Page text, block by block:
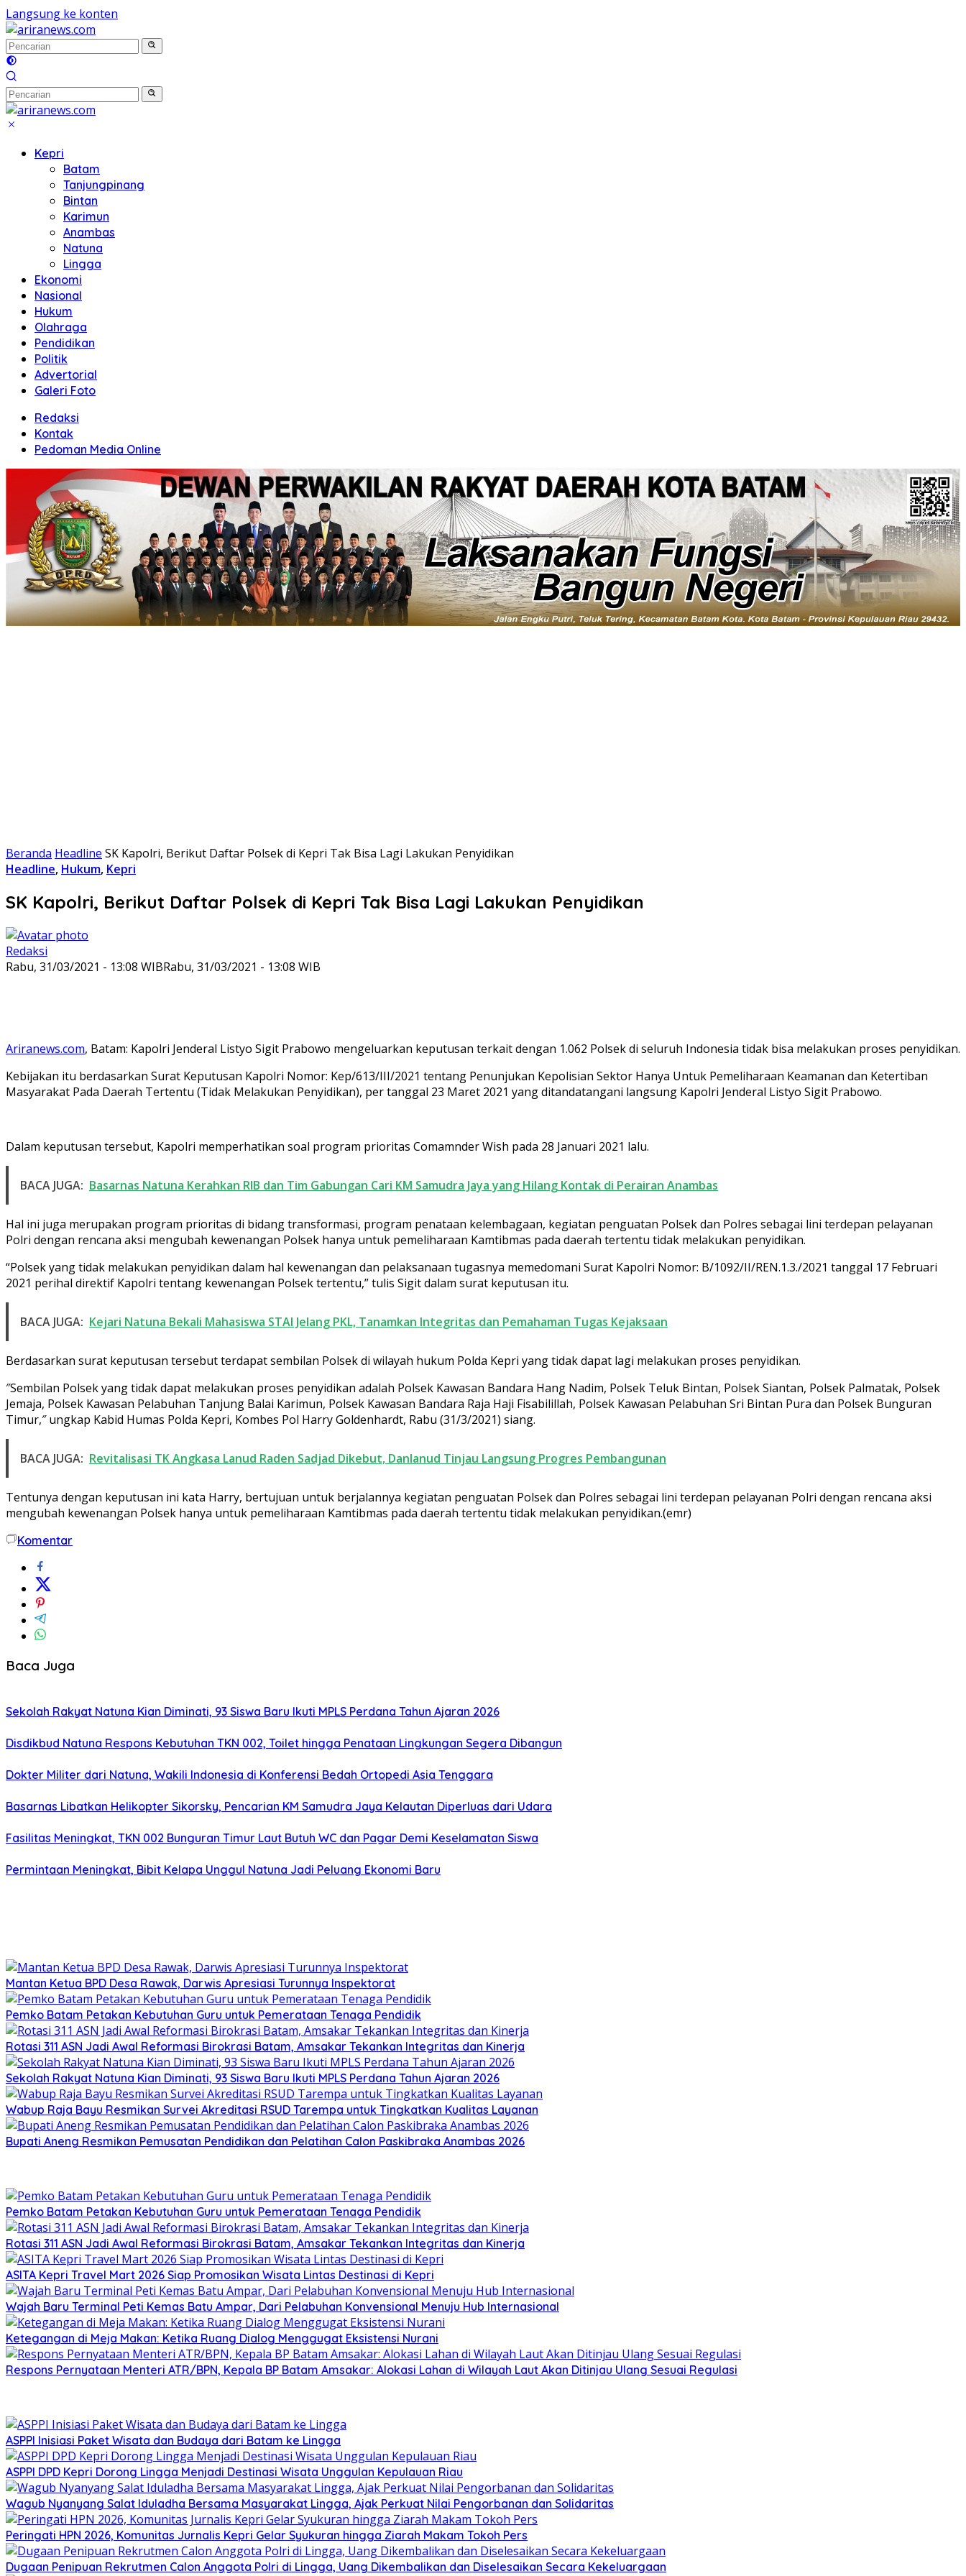
Langsung ke konten
Kepri
Batam
Tanjungpinang
Bintan
Karimun
Anambas
Natuna
Lingga
Ekonomi
Nasional
Hukum
Olahraga
Pendidikan
Politik
Advertorial
Galeri Foto
Redaksi
Kontak
Pedoman Media Online
Beranda Headline SK Kapolri, Berikut Daftar Polsek di Kepri Tak Bisa Lagi Lakukan Penyidikan
Headline, Hukum, Kepri
SK Kapolri, Berikut Daftar Polsek di Kepri Tak Bisa Lagi Lakukan Penyidikan
Redaksi
Rabu, 31/03/2021 - 13:08 WIBRabu, 31/03/2021 - 13:08 WIB
Ariranews.com, Batam: Kapolri Jenderal Listyo Sigit Prabowo mengeluarkan keputusan terkait dengan 1.062 Polsek di seluruh Indonesia tidak bisa melakukan proses penyidikan.
Kebijakan itu berdasarkan Surat Keputusan Kapolri Nomor: Kep/613/III/2021 tentang Penunjukan Kepolisian Sektor Hanya Untuk Pemeliharaan Keamanan dan Ketertiban
Masyarakat Pada Daerah Tertentu (Tidak Melakukan Penyidikan), per tanggal 23 Maret 2021 yang ditandatangani langsung Kapolri Jenderal Listyo Sigit Prabowo.
Dalam keputusan tersebut, Kapolri memperhatikan soal program prioritas Comamnder Wish pada 28 Januari 2021 lalu.
BACA JUGA: Basarnas Natuna Kerahkan RIB dan Tim Gabungan Cari KM Samudra Jaya yang Hilang Kontak di Perairan Anambas
Hal ini juga merupakan program prioritas di bidang transformasi, program penataan kelembagaan, kegiatan penguatan Polsek dan Polres sebagai lini terdepan pelayanan
Polri dengan rencana aksi mengubah kewenangan Polsek hanya untuk pemeliharaan Kamtibmas pada daerah tertentu tidak melakukan penyidikan.
“Polsek yang tidak melakukan penyidikan dalam hal kewenangan dan pelaksanaan tugasnya memedomani Surat Kapolri Nomor: B/1092/II/REN.1.3./2021 tanggal 17 Februari
2021 perihal direktif Kapolri tentang kewenangan Polsek tertentu,” tulis Sigit dalam surat keputusan itu.
BACA JUGA: Kejari Natuna Bekali Mahasiswa STAI Jelang PKL, Tanamkan Integritas dan Pemahaman Tugas Kejaksaan
Berdasarkan surat keputusan tersebut terdapat sembilan Polsek di wilayah hukum Polda Kepri yang tidak dapat lagi melakukan proses penyidikan.
″Sembilan Polsek yang tidak dapat melakukan proses penyidikan adalah Polsek Kawasan Bandara Hang Nadim, Polsek Teluk Bintan, Polsek Siantan, Polsek Palmatak, Polsek
Jemaja, Polsek Kawasan Pelabuhan Tanjung Balai Karimun, Polsek Kawasan Bandara Raja Haji Fisabilillah, Polsek Kawasan Pelabuhan Sri Bintan Pura dan Polsek Bunguran
Timur,″ ungkap Kabid Humas Polda Kepri, Kombes Pol Harry Goldenhardt, Rabu (31/3/2021) siang.
BACA JUGA: Revitalisasi TK Angkasa Lanud Raden Sadjad Dikebut, Danlanud Tinjau Langsung Progres Pembangunan
Tentunya dengan keputusan ini kata Harry, bertujuan untuk berjalannya kegiatan penguatan Polsek dan Polres sebagai lini terdepan pelayanan Polri dengan rencana aksi
mengubah kewenangan Polsek hanya untuk pemeliharaan Kamtibmas pada daerah tertentu tidak melakukan penyidikan.(emr)
Komentar
Baca Juga
Sekolah Rakyat Natuna Kian Diminati, 93 Siswa Baru Ikuti MPLS Perdana Tahun Ajaran 2026
Disdikbud Natuna Respons Kebutuhan TKN 002, Toilet hingga Penataan Lingkungan Segera Dibangun
Dokter Militer dari Natuna, Wakili Indonesia di Konferensi Bedah Ortopedi Asia Tenggara
Basarnas Libatkan Helikopter Sikorsky, Pencarian KM Samudra Jaya Kelautan Diperluas dari Udara
Fasilitas Meningkat, TKN 002 Bunguran Timur Laut Butuh WC dan Pagar Demi Keselamatan Siswa
Permintaan Meningkat, Bibit Kelapa Unggul Natuna Jadi Peluang Ekonomi Baru
Mantan Ketua BPD Desa Rawak, Darwis Apresiasi Turunnya Inspektorat
Pemko Batam Petakan Kebutuhan Guru untuk Pemerataan Tenaga Pendidik
Rotasi 311 ASN Jadi Awal Reformasi Birokrasi Batam, Amsakar Tekankan Integritas dan Kinerja
Sekolah Rakyat Natuna Kian Diminati, 93 Siswa Baru Ikuti MPLS Perdana Tahun Ajaran 2026
Wabup Raja Bayu Resmikan Survei Akreditasi RSUD Tarempa untuk Tingkatkan Kualitas Layanan
Bupati Aneng Resmikan Pemusatan Pendidikan dan Pelatihan Calon Paskibraka Anambas 2026
Pemko Batam Petakan Kebutuhan Guru untuk Pemerataan Tenaga Pendidik
Rotasi 311 ASN Jadi Awal Reformasi Birokrasi Batam, Amsakar Tekankan Integritas dan Kinerja
ASITA Kepri Travel Mart 2026 Siap Promosikan Wisata Lintas Destinasi di Kepri
Wajah Baru Terminal Peti Kemas Batu Ampar, Dari Pelabuhan Konvensional Menuju Hub Internasional
Ketegangan di Meja Makan: Ketika Ruang Dialog Menggugat Eksistensi Nurani
Respons Pernyataan Menteri ATR/BPN, Kepala BP Batam Amsakar: Alokasi Lahan di Wilayah Laut Akan Ditinjau Ulang Sesuai Regulasi
ASPPI Inisiasi Paket Wisata dan Budaya dari Batam ke Lingga
ASPPI DPD Kepri Dorong Lingga Menjadi Destinasi Wisata Unggulan Kepulauan Riau
Wagub Nyanyang Salat Iduladha Bersama Masyarakat Lingga, Ajak Perkuat Nilai Pengorbanan dan Solidaritas
Peringati HPN 2026, Komunitas Jurnalis Kepri Gelar Syukuran hingga Ziarah Makam Tokoh Pers
Dugaan Penipuan Rekrutmen Calon Anggota Polri di Lingga, Uang Dikembalikan dan Diselesaikan Secara Kekeluargaan